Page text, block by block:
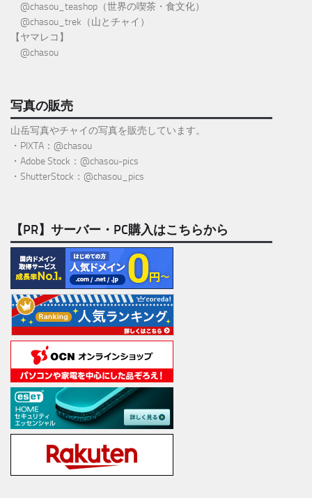
@chasou_teashop （世界の喫茶・食文化）
@chasou_trek （山とチャイ）
【ヤマレコ】
@chasou
写真の販売
山岳写真やチャイの写真を販売しています。
・PIXTA：@chasou
・Adobe Stock：@chasou-pics
・ShutterStock：@chasou_pics
【PR】サーバー・PC購入はこちらから